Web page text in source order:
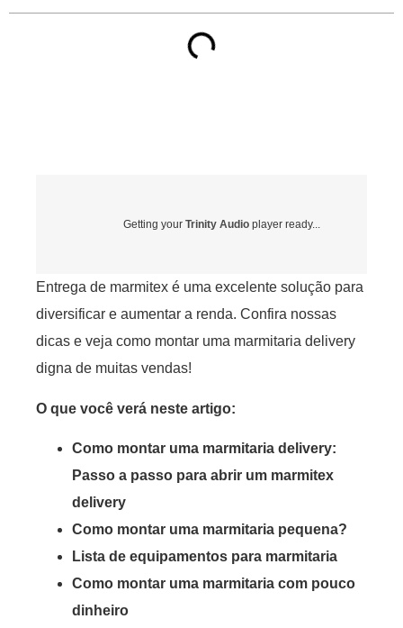
Getting your Trinity Audio player ready...
Entrega de marmitex é uma excelente solução para
diversificar e aumentar a renda. Confira nossas
dicas e veja como montar uma marmitaria delivery
digna de muitas vendas!
O que você verá neste artigo:
Como montar uma marmitaria delivery:
Passo a passo para abrir um marmitex
delivery
Como montar uma marmitaria pequena?
Lista de equipamentos para marmitaria
Como montar uma marmitaria com pouco
dinheiro